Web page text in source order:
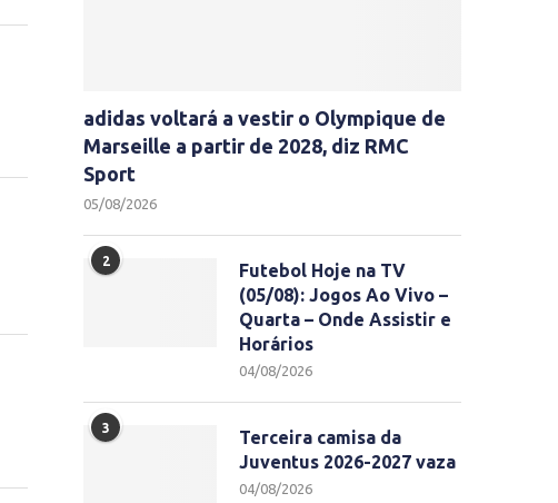
adidas voltará a vestir o Olympique de
Marseille a partir de 2028, diz RMC
Sport
05/08/2026
2
Futebol Hoje na TV
(05/08): Jogos Ao Vivo –
Quarta – Onde Assistir e
Horários
04/08/2026
3
Terceira camisa da
Juventus 2026-2027 vaza
04/08/2026